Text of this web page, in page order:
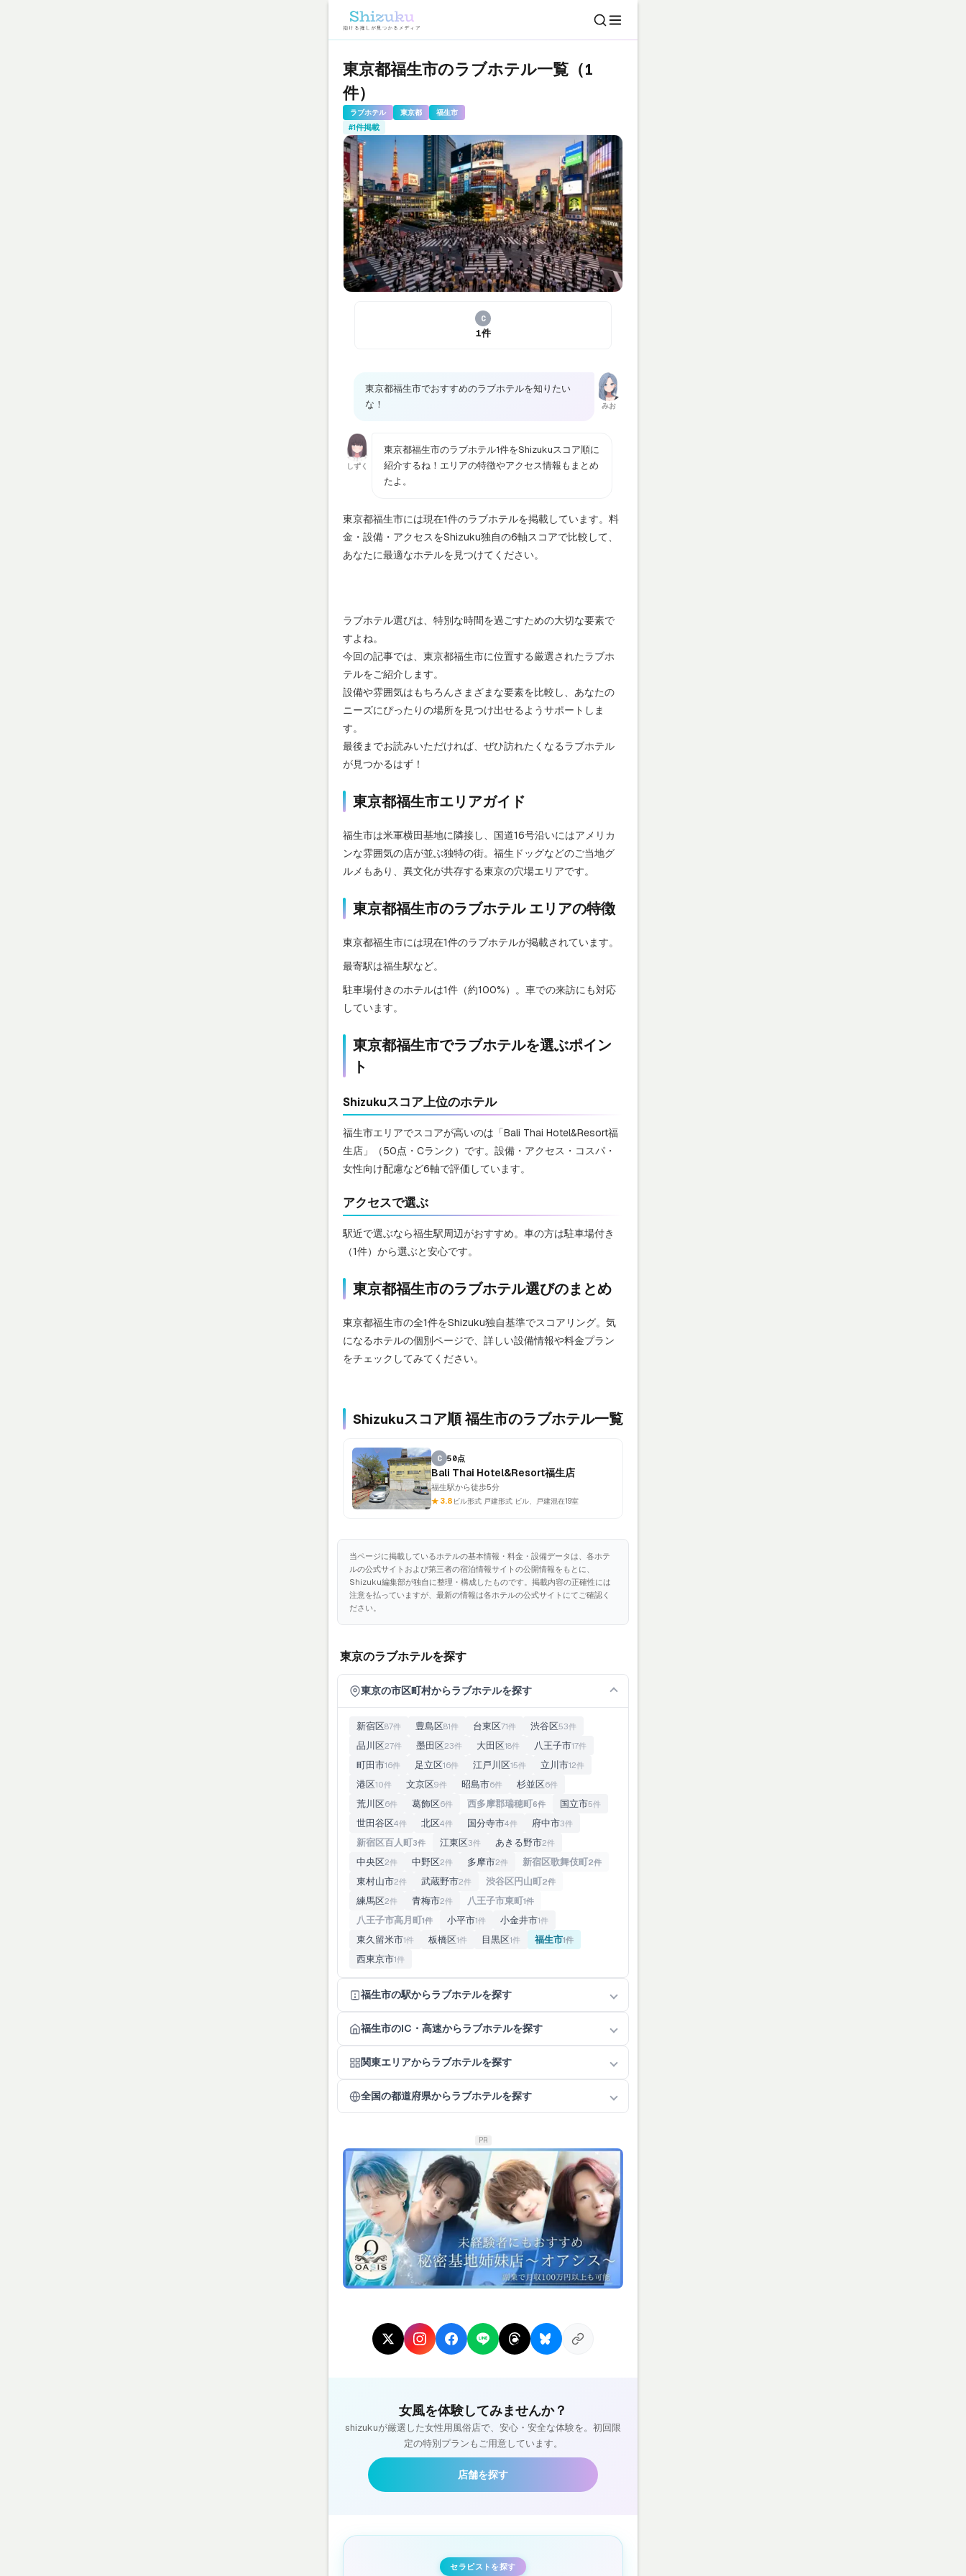
東京都福生市のラブホテル一覧（1
件）
ラブホテル 東京都 福生市
#1件掲載
C
1件
みお
東京都福生市でおすすめのラブホテルを知りたい
な！
しずく
東京都福生市のラブホテル1件をShizukuスコア順に
紹介するね！エリアの特徴やアクセス情報もまとめ
たよ。
東京都福生市には現在1件のラブホテルを掲載しています。料
金・設備・アクセスをShizuku独自の6軸スコアで比較して、
あなたに最適なホテルを見つけてください。
ラブホテル選びは、特別な時間を過ごすための大切な要素で
すよね。
今回の記事では、東京都福生市に位置する厳選されたラブホ
テルをご紹介します。
設備や雰囲気はもちろんさまざまな要素を比較し、あなたの
ニーズにぴったりの場所を見つけ出せるようサポートしま
す。
最後までお読みいただければ、ぜひ訪れたくなるラブホテル
が見つかるはず！
東京都福生市エリアガイド
福生市は米軍横田基地に隣接し、国道16号沿いにはアメリカ
ンな雰囲気の店が並ぶ独特の街。福生ドッグなどのご当地グ
ルメもあり、異文化が共存する東京の穴場エリアです。
東京都福生市のラブホテル エリアの特徴
東京都福生市には現在1件のラブホテルが掲載されています。
最寄駅は福生駅など。
駐車場付きのホテルは1件（約100%）。車での来訪にも対応
しています。
東京都福生市でラブホテルを選ぶポイン
ト
Shizukuスコア上位のホテル
福生市エリアでスコアが高いのは「Bali Thai Hotel&Resort福
生店」（50点・Cランク）です。設備・アクセス・コスパ・
女性向け配慮など6軸で評価しています。
アクセスで選ぶ
駅近で選ぶなら福生駅周辺がおすすめ。車の方は駐車場付き
（1件）から選ぶと安心です。
東京都福生市のラブホテル選びのまとめ
東京都福生市の全1件をShizuku独自基準でスコアリング。気
になるホテルの個別ページで、詳しい設備情報や料金プラン
をチェックしてみてください。
Shizukuスコア順 福生市のラブホテル一覧
C 50点
Bali Thai Hotel&Resort福生店
福生駅から徒歩5分
★ 3.8 ビル形式 戸建形式 ビル、戸建混在19室
当ページに掲載しているホテルの基本情報・料金・設備データは、各ホテ
ルの公式サイトおよび第三者の宿泊情報サイトの公開情報をもとに、
Shizuku編集部が独自に整理・構成したものです。掲載内容の正確性には
注意を払っていますが、最新の情報は各ホテルの公式サイトにてご確認く
ださい。
東京のラブホテルを探す
東京の市区町村からラブホテルを探す
新宿区87件 豊島区81件 台東区71件 渋谷区53件
品川区27件 墨田区23件 大田区18件 八王子市17件
町田市16件 足立区16件 江戸川区15件 立川市12件
港区10件 文京区9件 昭島市6件 杉並区6件
荒川区6件 葛飾区6件 西多摩郡瑞穂町6件 国立市5件
世田谷区4件 北区4件 国分寺市4件 府中市3件
新宿区百人町3件 江東区3件 あきる野市2件
中央区2件 中野区2件 多摩市2件 新宿区歌舞伎町2件
東村山市2件 武蔵野市2件 渋谷区円山町2件
練馬区2件 青梅市2件 八王子市東町1件
八王子市高月町1件 小平市1件 小金井市1件
東久留米市1件 板橋区1件 目黒区1件 福生市1件
西東京市1件
福生市の駅からラブホテルを探す
福生市のIC・高速からラブホテルを探す
関東エリアからラブホテルを探す
全国の都道府県からラブホテルを探す
PR
女風を体験してみませんか？
shizukuが厳選した女性用風俗店で、安心・安全な体験を。初回限
定の特別プランもご用意しています。
店舗を探す
セラピストを探す